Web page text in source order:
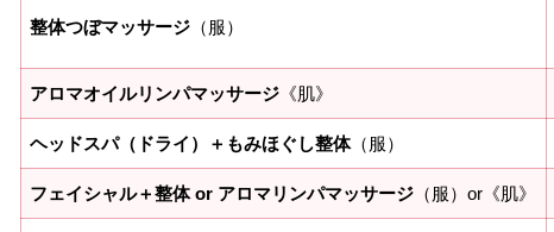
整体つぼマッサージ （服）
アロマオイルリンパマッサージ 《肌》
ヘッドスパ（ドライ）＋もみほぐし整体（服）
フェイシャル＋整体 or アロマリンパマッサージ （服）or《肌》